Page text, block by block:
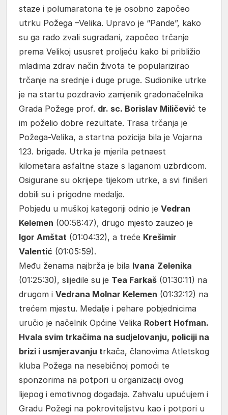
staze i polumaratona te je osobno započeo
utrku Požega –Velika. Upravo je “Pande”, kako
su ga rado zvali sugrađani, započeo trčanje
prema Velikoj ususret proljeću kako bi približio
mladima zdrav način života te popularizirao
trčanje na srednje i duge pruge. Sudionike utrke
je na startu pozdravio zamjenik gradonačelnika
Grada Požege prof. dr. sc. Borislav Miličević te
im poželio dobre rezultate. Trasa trčanja je
Požega-Velika, a startna pozicija bila je Vojarna
123. brigade. Utrka je mjerila petnaest
kilometara asfaltne staze s laganom uzbrdicom.
Osigurane su okrijepe tijekom utrke, a svi finišeri
dobili su i prigodne medalje.
Pobjedu u muškoj kategoriji odnio je Vedran
Kelemen (00:58:47), drugo mjesto zauzeo je
Igor Amštat (01:04:32), a treće Krešimir
Valentić (01:05:59).
Među ženama najbrža je bila Ivana Zelenika
(01:25:30), slijedile su je Tea Farkaš (01:30:11) na
drugom i Vedrana Molnar Kelemen (01:32:12) na
trećem mjestu. Medalje i pehare pobjednicima
uručio je načelnik Općine Velika Robert Hofman.
Hvala svim trkačima na sudjelovanju, policiji na
brizi i usmjeravanju trkača, članovima Atletskog
kluba Požega na nesebičnoj pomoći te
sponzorima na potpori u organizaciji ovog
lijepog i emotivnog događaja. Zahvalu upućujem i
Gradu Požegi na pokroviteljstvu kao i potpori u